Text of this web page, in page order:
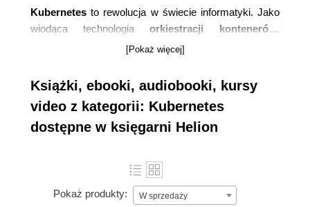
Kubernetes to rewolucja w świecie informatyki. Jako
wiodąca technologia orkiestracji kontenerów,
Kubernetes jest kluczem
produkcyjnych
. Nasza kategoria
książek do nauki
Kubernetes
oferuje szeroki wachlarz materiałów,
począwszyod podstaw po zaawansowane techniki
umożliwiając zarówno początkującym, jak i
możliwości tego dynamicznego narzędzia.
[Pokaż więcej]
Książki, ebooki, audiobooki, kursy
video z kategorii: Kubernetes
dostępne w księgarni Helion
Pokaż produkty: W sprzedaży